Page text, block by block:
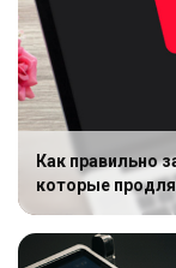
Как правильно
которые